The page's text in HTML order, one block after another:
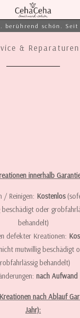
berührend schön. Seit
& Reparaturen
innerhalb
/ Reinigen: Kostenlos
oder
behandelt)
defekter Kreationen:
mutwillig beschädigt
behandelt)
nach Aufwand
nach Ablauf
Jahr):